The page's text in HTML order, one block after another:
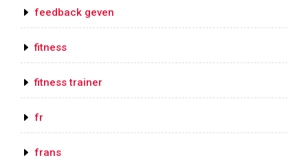
feedback geven
fitness
fitness trainer
fr
frans